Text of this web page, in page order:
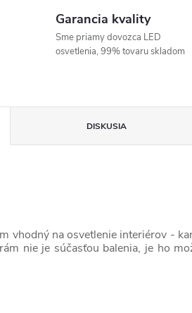
Garancia kvality
Sme priamy dovozca LED
osvetlenia, 99% tovaru skladom
DISKUSIA
vhodný na osvetlenie interiérov -
nie je súčasťou balenia, je ho